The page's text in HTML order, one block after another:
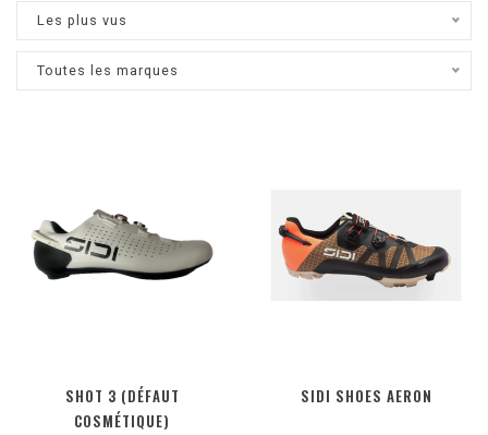
Les plus vus
Toutes les marques
SHOT 3 (DÉFAUT
COSMÉTIQUE)
SIDI SHOES AERON